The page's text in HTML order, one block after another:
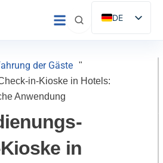
DE
ES
der Gäste "
in-Kioske in Hotels:
Anwendung
in